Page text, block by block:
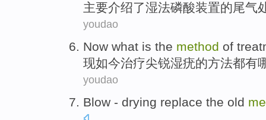
主要介绍了湿法磷酸装置的尾气
youdao
Now what is the method of
现如今治疗尖锐湿疣的方法都有
youdao
Blow - drying replace the old